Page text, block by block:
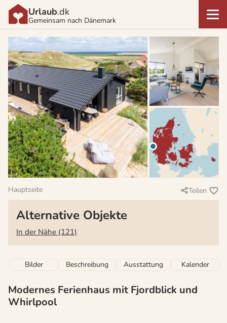
Urlaub.dk
Gemeinsam nach Dänemark
Hauptseite Teilen
Alternative Objekte
In der Nähe (121)
Bilder Beschreibung Ausstattung Kalender
Modernes Ferienhaus mit Fjordblick und
Whirlpool